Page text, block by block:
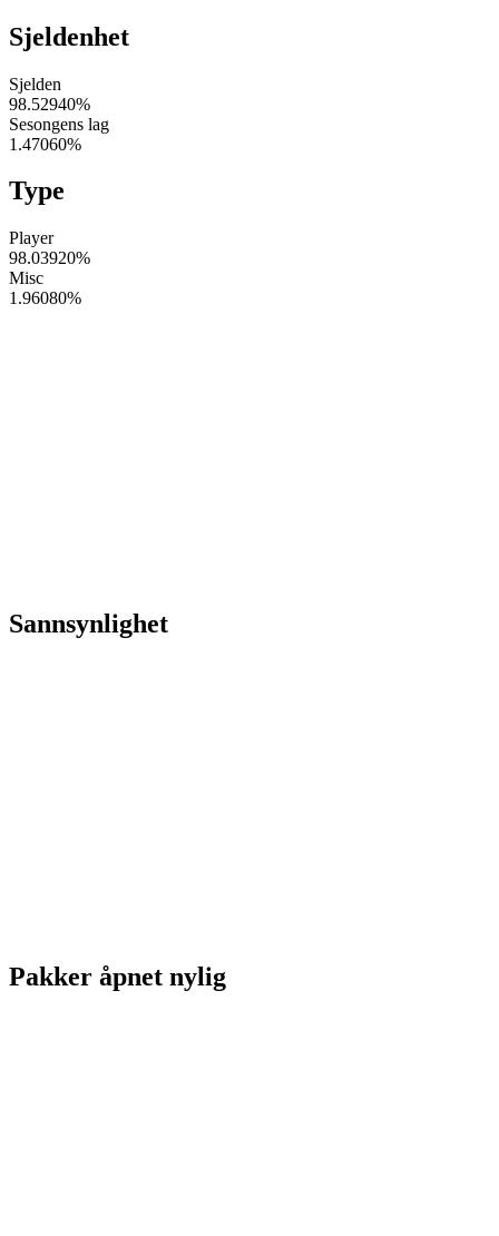
Sjeldenhet
Sjelden
98.52940%
Sesongens lag
1.47060%
Type
Player
98.03920%
Misc
1.96080%
Sannsynlighet
Pakker åpnet nylig